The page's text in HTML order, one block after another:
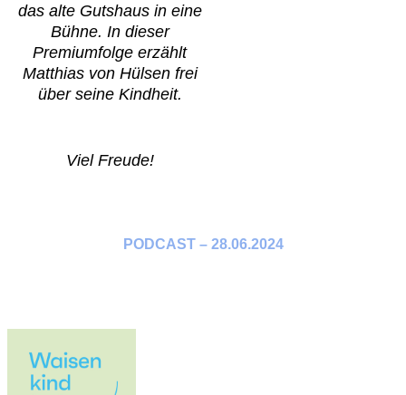
das alte Gutshaus in eine
Bühne. In dieser
Premiumfolge erzählt
Matthias von Hülsen frei
über seine Kindheit.
Viel Freude!
PODCAST – 28.06.2024